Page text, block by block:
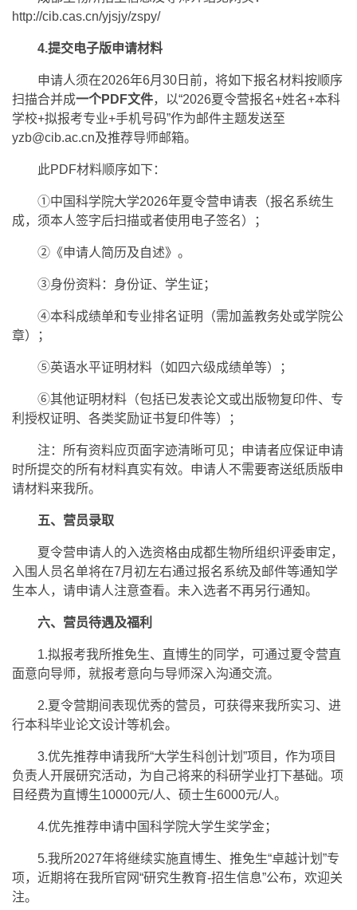
http://cib.cas.cn/yjsjy/zspy/
4.提交电子版申请材料
申请人须在2026年6月30日前，将如下报名材料按顺序
扫描合并成一个PDF文件，以“2026夏令营报名+姓名+本科
学校+拟报考专业+手机号码”作为邮件主题发送至
yzb@cib.ac.cn及推荐导师邮箱。
此PDF材料顺序如下：
①中国科学院大学2026年夏令营申请表（报名系统生
成，须本人签字后扫描或者使用电子签名）；
②《申请人简历及自述》。
③身份资料：身份证、学生证；
④本科成绩单和专业排名证明（需加盖教务处或学院公
章）；
⑤英语水平证明材料（如四六级成绩单等）；
⑥其他证明材料（包括已发表论文或出版物复印件、专
利授权证明、各类奖励证书复印件等）；
注：所有资料应页面字迹清晰可见；申请者应保证申请
时所提交的所有材料真实有效。申请人不需要寄送纸质版申
请材料来我所。
五、营员录取
夏令营申请人的入选资格由成都生物所组织评委审定，
入围人员名单将在7月初左右通过报名系统及邮件等通知学
生本人，请申请人注意查看。未入选者不再另行通知。
六、营员待遇及福利
1.拟报考我所推免生、直博生的同学，可通过夏令营直
面意向导师，就报考意向与导师深入沟通交流。
2.夏令营期间表现优秀的营员，可获得来我所实习、进
行本科毕业论文设计等机会。
3.优先推荐申请我所“大学生科创计划”项目，作为项目
负责人开展研究活动，为自己将来的科研学业打下基础。项
目经费为直博生10000元/人、硕士生6000元/人。
4.优先推荐申请中国科学院大学生奖学金；
5.我所2027年将继续实施直博生、推免生“卓越计划”专
项，近期将在我所官网“研究生教育-招生信息”公布，欢迎关
注。